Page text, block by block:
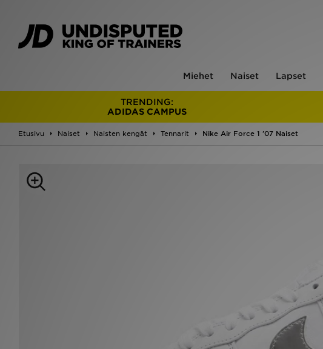
Miehet Naiset Lapset
TRENDING:
ADIDAS CAMPUS
Etusivu Naiset Naisten kengät Tennarit Nike Air Force 1 '07 Naiset